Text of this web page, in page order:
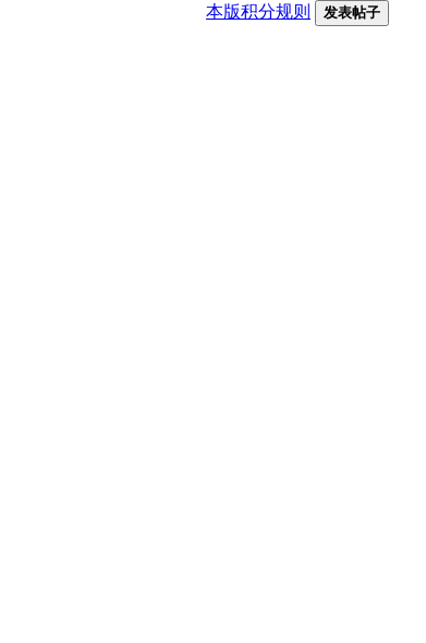
本版积分规则 发表帖子